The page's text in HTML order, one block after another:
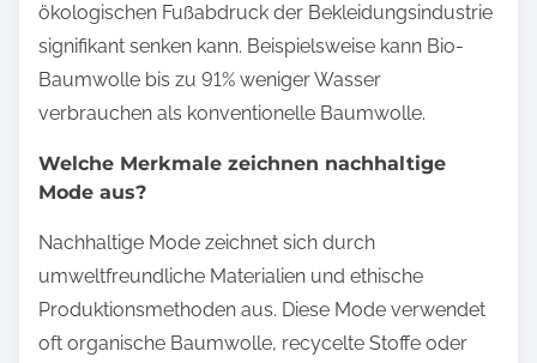
ökologischen Fußabdruck der Bekleidungsindustrie
signifikant senken kann. Beispielsweise kann Bio-
Baumwolle bis zu 91% weniger Wasser
verbrauchen als konventionelle Baumwolle.
Welche Merkmale zeichnen nachhaltige
Mode aus?
Nachhaltige Mode zeichnet sich durch
umweltfreundliche Materialien und ethische
Produktionsmethoden aus. Diese Mode verwendet
oft organische Baumwolle, recycelte Stoffe oder